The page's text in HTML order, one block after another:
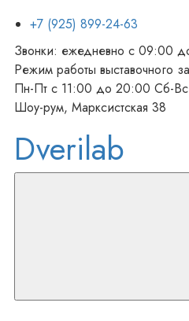
+7 (925) 899-24-63
Звонки: ежедневно с 09:00
Режим работы выставочного
Пн-Пт с 11:00 до 20:00 Сб-
Шоу-рум, Марксистcкая 38
Dverilab